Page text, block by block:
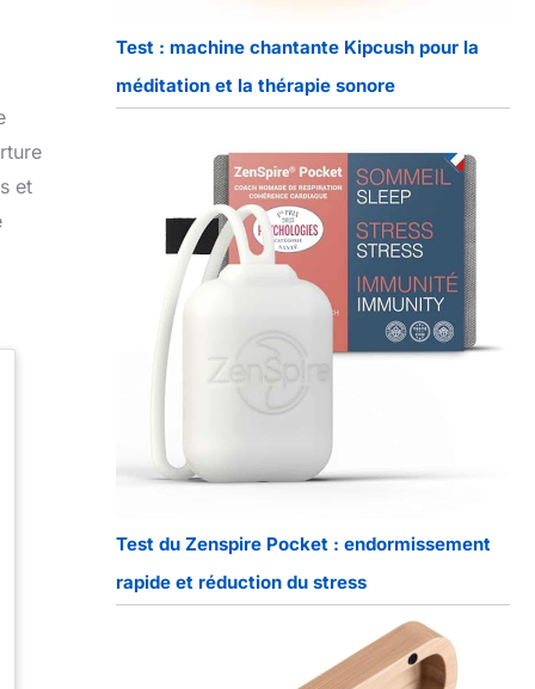
et
Test : machine chantante Kipcush pour la
méditation et la thérapie sonore
Test du Zenspire Pocket : endormissement
rapide et réduction du stress